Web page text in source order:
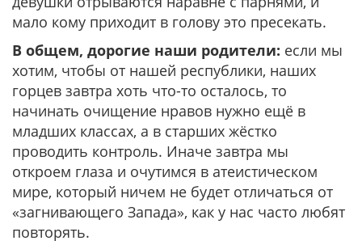
мало кому приходит в голову это пресекать.
В общем, дорогие наши родители: если мы
хотим, чтобы от нашей республики, наших
горцев завтра хоть что-то осталось, то
начинать очищение нравов нужно ещё в
младших классах, а в старших жёстко
проводить контроль. Иначе завтра мы
откроем глаза и очутимся в атеистическом
мире, который ничем не будет отличаться от
«загнивающего Запада», как у нас часто любят
повторять.